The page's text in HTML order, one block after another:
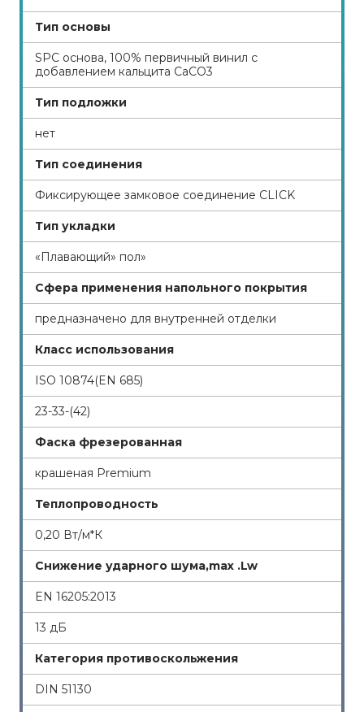
Тип основы
SPC основа, 100% первичный винил с
добавлением кальцита СаСО3
Тип подложки
нет
Тип соединения
Фиксирующее замковое соединение CLICK
Тип укладки
«Плавающий» пол»
Сфера применения напольного покрытия
предназначено для внутренней отделки
Класс использования
ISO 10874(EN 685)
23-33-(42)
Фаска фрезерованная
крашеная Premium
Теплопроводность
0,20 Вт/м*К
Снижение ударного шума,max .Lw
EN 16205:2013
13 дБ
Категория противоскольжения
DIN 51130